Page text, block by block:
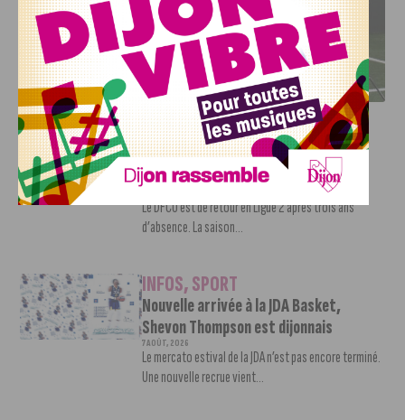
DFCO : RENCONTRE AVEC PIERRE-HENRI DEBALLON,
L’ARTISAN DE LA MONTÉE EN LIGUE 2
INFOS,SPORT
DFCO : Rencontre avec Pierre-Henri
Deballon, l’artisan de la montée en
Ligue 2
Le DFCO est de retour en Ligue 2 après trois ans
d’absence. La saison...
INFOS,SPORT
Nouvelle arrivée à la JDA Basket,
Shevon Thompson est dijonnais
7 AOÛT, 2026
Le mercato estival de la JDA n’est pas encore terminé.
Une nouvelle recrue vient...